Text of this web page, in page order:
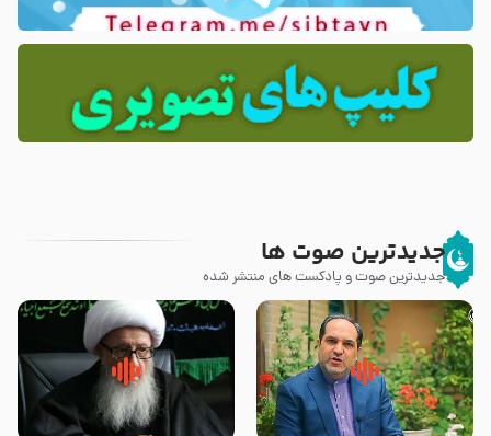
جدیدترین صوت ها
جدیدترین صوت و پادکست های منتشر شده
پیامبر صلی الله علیه وآله و سلم
فرمودند وای بر بچه های آخر
زوّار اربعین امام حسین (علیه
السلام) با این اشتیاق به زیارت